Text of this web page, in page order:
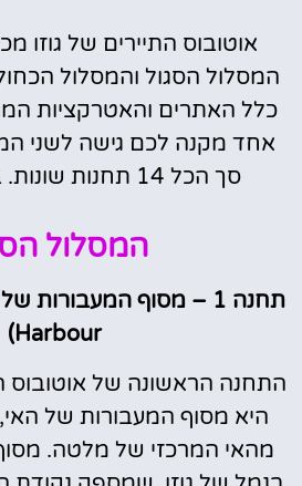
אוטובוס התיירים של גוזו
המסלול הסגול והמסלול
כלל האתרים והאטרקציות
אחד מקנה לכם גישה לשני
סך הכל 14 תחנות שונות. בואו נכיר אותן:
המסלול
Harbour)
התחנה הראשונה של אוטובוס
היא מסוף המעבורות של האי,
מהאי המרכזי של מלטה.